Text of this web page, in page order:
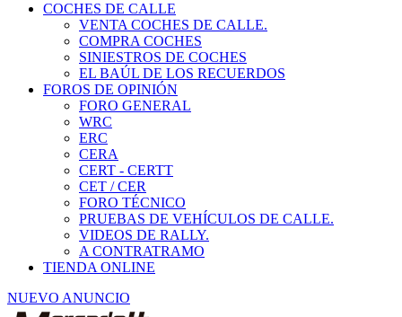
COCHES DE CALLE
VENTA COCHES DE CALLE.
COMPRA COCHES
SINIESTROS DE COCHES
EL BAÚL DE LOS RECUERDOS
FOROS DE OPINIÓN
FORO GENERAL
WRC
ERC
CERA
CERT - CERTT
CET / CER
FORO TÉCNICO
PRUEBAS DE VEHÍCULOS DE CALLE.
VIDEOS DE RALLY.
A CONTRATRAMO
TIENDA ONLINE
NUEVO ANUNCIO